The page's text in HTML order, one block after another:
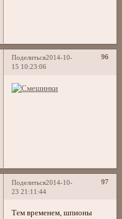
Поделиться 96
2014-10-
15 10:23:06
Поделиться 97
2014-10-
23 21:11:44
Тем временем, шпионы